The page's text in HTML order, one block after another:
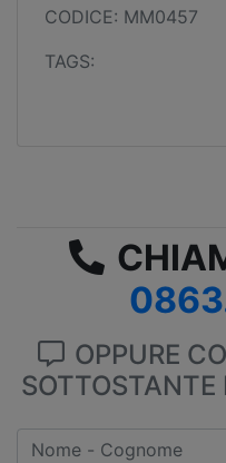
CODICE: MM0457
TAGS:
OPPURE
SOTTOSTANTE